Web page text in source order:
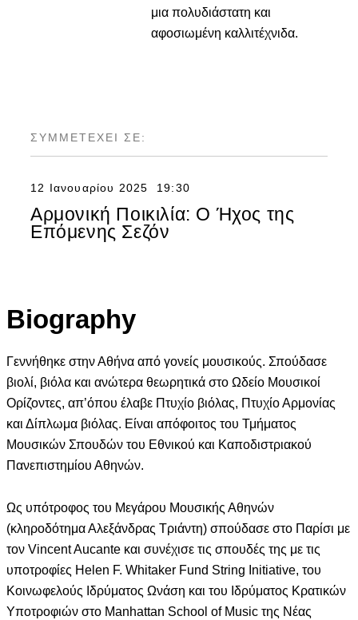
μια πολυδιάστατη και
αφοσιωμένη καλλιτέχνιδα.
ΣΥΜΜΕΤΕΧΕΙ ΣΕ:
12 Ιανουαρίου 2025 19:30
Αρμονική Ποικιλία: Ο Ήχος της
Επόμενης Σεζόν
Biography
Γεννήθηκε στην Αθήνα από γονείς μουσικούς. Σπούδασε
βιολί, βιόλα και ανώτερα θεωρητικά στο Ωδείο Μουσικοί
Ορίζοντες, απ’όπου έλαβε Πτυχίο βιόλας, Πτυχίο Αρμονίας
και Δίπλωμα βιόλας. Είναι απόφοιτος του Τμήματος
Μουσικών Σπουδών του Εθνικού και Καποδιστριακού
Πανεπιστημίου Αθηνών.
Ως υπότροφος του Μεγάρου Μουσικής Αθηνών
(κληροδότημα Αλεξάνδρας Τριάντη) σπούδασε στο Παρίσι με
τον Vincent Aucante και συνέχισε τις σπουδές της με τις
υποτροφίες Helen F. Whitaker Fund String Initiative, του
Κοινωφελούς Ιδρύματος Ωνάση και του Ιδρύματος Κρατικών
Υποτροφιών στο Manhattan School of Music της Νέας